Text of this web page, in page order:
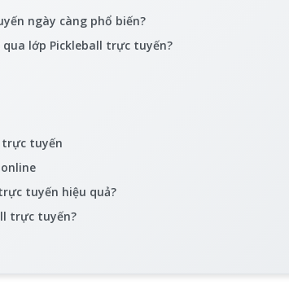
ngày càng phổ biến?
lớp Pickleball trực tuyến?
trực tuyến
tuyến hiệu quả?
trực tuyến?